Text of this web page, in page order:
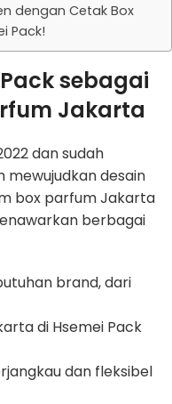
dengan Cetak Box
Pack!
sebagai
Jakarta
dan sudah
desain
box parfum Jakarta
berbagai
brand, dari
di Hsemei Pack
dan fleksibel